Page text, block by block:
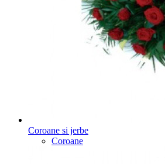
Coroane si jerbe
Coroane